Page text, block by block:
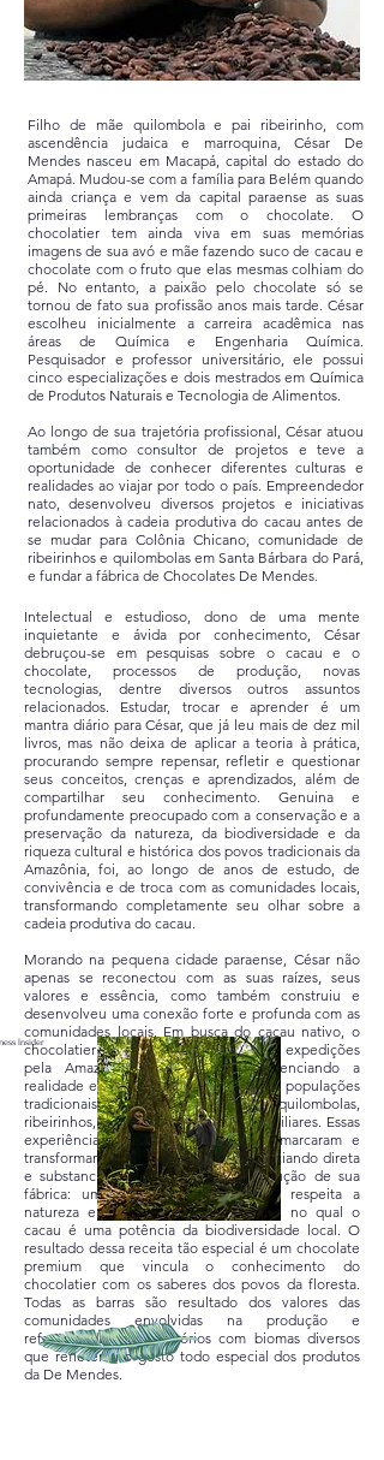
Filho de mãe quilombola e pai ribeirinho, com
ascendência judaica e marroquina, César De
Mendes nasceu em Macapá, capital do estado do
Amapá. Mudou-se com a família para Belém quando
ainda criança e vem da capital paraense as suas
primeiras lembranças com o chocolate. O
chocolatier tem ainda viva em suas memórias
imagens de sua avó e mãe fazendo suco de cacau e
chocolate com o fruto que elas mesmas colhiam do
pé. No entanto, a paixão pelo chocolate só se
tornou de fato sua profissão anos mais tarde. César
escolheu inicialmente a carreira acadêmica nas
áreas de Química e Engenharia Química.
Pesquisador e professor universitário, ele possui
cinco especializações e dois mestrados em Química
de Produtos Naturais e Tecnologia de Alimentos.
Ao longo de sua trajetória profissional, César atuou
também como consultor de projetos e teve a
oportunidade de conhecer diferentes culturas e
realidades ao viajar por todo o país. Empreendedor
nato, desenvolveu diversos projetos e iniciativas
relacionados à cadeia produtiva do cacau antes de
se mudar para Colônia Chicano, comunidade de
ribeirinhos e quilombolas em Santa Bárbara do Pará,
e fundar a fábrica de Chocolates De Mendes.
Intelectual e estudioso, dono de uma mente
inquietante e ávida por conhecimento, César
debruçou-se em pesquisas sobre o cacau e o
chocolate, processos de produção, novas
tecnologias, dentre diversos outros assuntos
relacionados. Estudar, trocar e aprender é um
mantra diário para César, que já leu mais de dez mil
livros, mas não deixa de aplicar a teoria à prática,
procurando sempre repensar, refletir e questionar
seus conceitos, crenças e aprendizados, além de
compartilhar seu conhecimento. Genuina e
profundamente preocupado com a conservação e a
preservação da natureza, da biodiversidade e da
riqueza cultural e histórica dos povos tradicionais da
Amazônia, foi, ao longo de anos de estudo, de
convivência e de troca com as comunidades locais,
transformando completamente seu olhar sobre a
cadeia produtiva do cacau.
Morando na pequena cidade paraense, César não
apenas se reconectou com as suas raízes, seus
valores e essência, como também construiu e
desenvolveu uma conexão forte e profunda com as
comunidades locais. Em busca do cacau nativo, o
chocolatier aventurou-se em diversas expedições
pela Amazônia, conhecendo e vivenciando a
realidade e o modo de vida de diversas populações
tradicionais tais como indígenas, quilombolas,
ribeirinhos, caboclos e agricultores familiares. Essas
experiências, trocas e​ aprendizados marcaram e
transformaram a vida de César, influenciando direta
e substancialmente o modo de produção de sua
fábrica: um modelo sustentável que respeita a
natureza e as comunidades parceiras, no qual o
cacau é uma potência da biodiversidade local. O
resultado dessa receita tão especial é um chocolate
premium que vincula o conhecimento do
chocolatier com os saberes dos povos da floresta.
Todas as barras são resultado dos valores das
comunidades envolvidas na produção e
referenciadas por territórios com biomas diversos
que refletem no gosto todo especial dos produtos
da De Mendes.
Insider